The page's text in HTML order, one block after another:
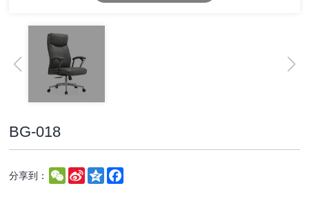
BG-018
分享到： WeChat
Sina
Weibo
Qzone